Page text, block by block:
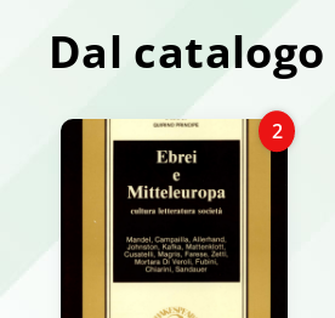
Dal catalogo
2